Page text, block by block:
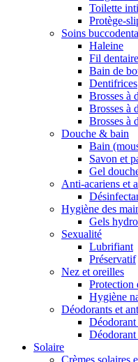
Toilette
Protège-
Soins
Haleine
Fil
Bain de
Dentifrices
Brosses à
Brosses à
Brosses à
Douche & bain
Bain
Savon et
Gel
Anti-acariens et
Hygiène des
Gels
Sexualité
Lubrifiant
Préservatif
Nez et oreilles
Protection
Hygiène
Déodorants et
Déodorant
Déodorant
Solaire
Crèmes solaires